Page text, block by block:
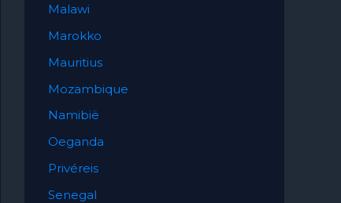
Malawi
Marokko
Mauritius
Mozambique
Namibië
Oeganda
Privéreis
Senegal